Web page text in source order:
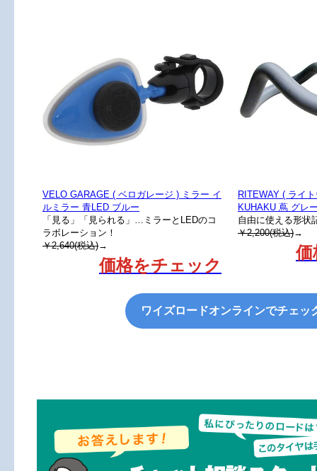
VELO GARAGE ( ベロガレージ ) ミラー イ
ルミラー 青LED ブルー
「見る」「見られる」…ミラーとLEDのコ
ラボレーション！
￥2,640(税込)→
価格をチェック
RITEWAY ( ライ
KUHAKU 蔦 グレ
自由に使える形状
￥2,200(税込)→
価
ワイズロードオンラインでチェッ